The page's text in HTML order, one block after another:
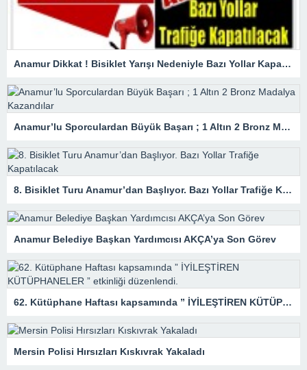
Anamur Dikkat ! Bisiklet Yarışı Nedeniyle Bazı Yollar Kapanacak
Anamur’lu Sporculardan Büyük Başarı ; 1 Altın 2 Bronz Madalya Kazandılar
8. Bisiklet Turu Anamur’dan Başlıyor. Bazı Yollar Trafiğe Kapatılacak
Anamur Belediye Başkan Yardımcısı AKÇA’ya Son Görev
62. Kütüphane Haftası kapsamında ” İYİLEŞTİREN KÜTÜPHANELER ” etkinliği düzenlendi.
Mersin Polisi Hırsızları Kıskıvrak Yakaladı